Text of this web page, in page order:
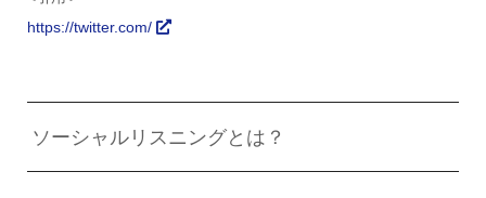
https://twitter.com/
ソーシャルリスニングとは？